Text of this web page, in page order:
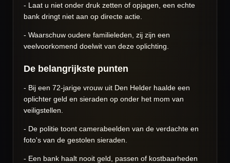
- Laat u niet onder druk zetten of opjagen, een echte
bank dringt niet aan op directe actie.
- Waarschuw oudere familieleden, zij zijn een
veelvoorkomend doelwit van deze oplichting.
De belangrijkste punten
- Bij een 72-jarige vrouw uit Den Helder haalde een
oplichter geld en sieraden op onder het mom van
veiligstellen.
- De politie toont camerabeelden van de verdachte en
foto's van de gestolen sieraden.
- Een bank haalt nooit geld, passen of kostbaarheden